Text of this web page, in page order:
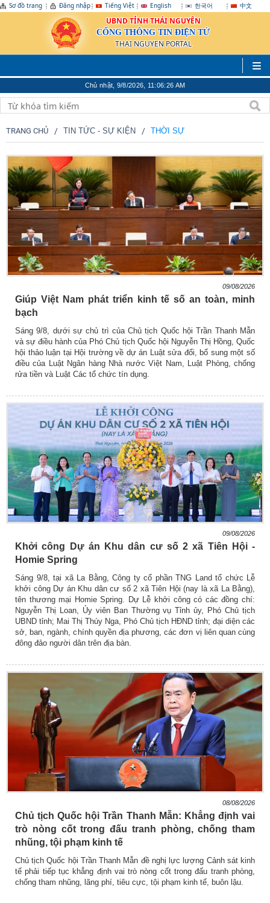
Sơ đồ trang Đăng nhập Tiếng Việt English 한국어 中文
UBND TỈNH THÁI NGUYÊN
CỔNG THÔNG TIN ĐIỆN TỬ
THAI NGUYEN PORTAL
Chủ nhật, 9/8/2026, 11:06:29 AM
TRANG CHỦ TIN TỨC - SỰ KIỆN THỜI SỰ
09/08/2026
Giúp Việt Nam phát triển kinh tế số an toàn, minh
bạch
Sáng 9/8, dưới sự chủ trì của Chủ tịch Quốc hội Trần Thanh Mẫn
và sự điều hành của Phó Chủ tịch Quốc hội Nguyễn Thị Hồng, Quốc
hội thảo luận tại Hội trường về dự án Luật sửa đổi, bổ sung một số
điều của Luật Ngân hàng Nhà nước Việt Nam, Luật Phòng, chống
rửa tiền và Luật Các tổ chức tín dụng.
09/08/2026
Khởi công Dự án Khu dân cư số 2 xã Tiên Hội -
Homie Spring
Sáng 9/8, tại xã La Bằng, Công ty cổ phần TNG Land tổ chức Lễ
khởi công Dự án Khu dân cư số 2 xã Tiên Hội (nay là xã La Bằng),
tên thương mại Homie Spring. Dự Lễ khởi công có các đồng chí:
Nguyễn Thị Loan, Ủy viên Ban Thường vụ Tỉnh ủy, Phó Chủ tịch
UBND tỉnh; Mai Thị Thúy Nga, Phó Chủ tịch HĐND tỉnh; đại diện các
sở, ban, ngành, chính quyền địa phương, các đơn vị liên quan cùng
đông đảo người dân trên địa bàn.
08/08/2026
Chủ tịch Quốc hội Trần Thanh Mẫn: Khẳng định vai
trò nòng cốt trong đấu tranh phòng, chống tham
nhũng, tội phạm kinh tế
Chủ tịch Quốc hội Trần Thanh Mẫn đề nghị lực lượng Cảnh sát kinh
tế phải tiếp tục khẳng định vai trò nòng cốt trong đấu tranh phòng,
chống tham nhũng, lãng phí, tiêu cực, tội phạm kinh tế, buôn lậu.